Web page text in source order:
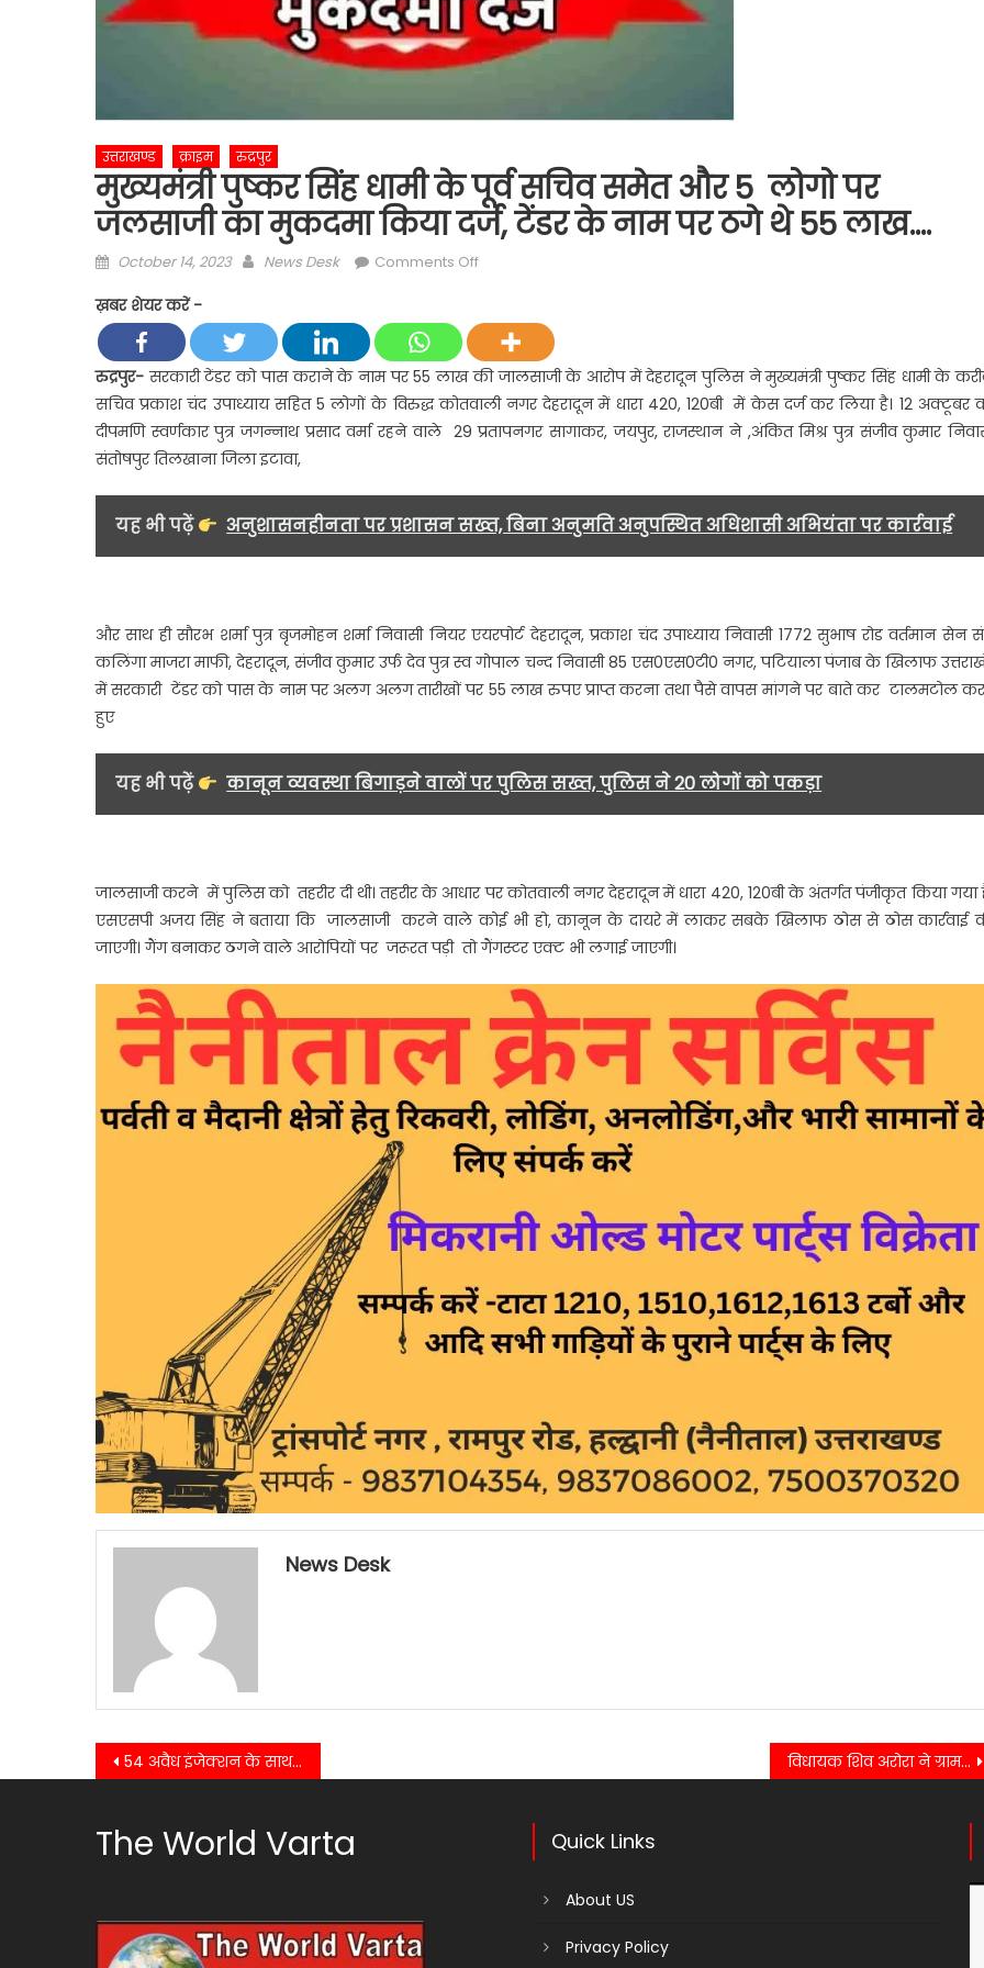
उत्तराखण्ड क्राइम रुद्रपुर
मुख्यमंत्री पुष्कर सिंह धामी के पूर्व सचिव समेत और 5 लोगो पर
जलसाजी का मुकदमा किया दर्ज, टेंडर के नाम पर ठगे थे 55 लाख….
Posted
October 14, 2023 Author
News Desk Comments Offon
धामी
के
पूर्व
सचिव
5
लोगो
पर
मुकदमा
किया
दर्ज,
पर
ठगे
लाख….
ख़बर शेयर करें -
रुद्रपुर- सरकारी टेंडर को पास कराने के नाम पर 55 लाख की जालसाजी के आरोप में देहरादून पुलिस ने मुख्यमंत्री पुष्कर सिंह धामी के
सचिव प्रकाश चंद उपाध्याय सहित 5 लोगों के विरुद्ध कोतवाली नगर देहरादून में धारा 420, 120बी में केस दर्ज कर लिया है। 12 अक्टूबर
दीपमणि स्वर्णकार पुत्र जगन्नाथ प्रसाद वर्मा रहने वाले 29 प्रतापनगर सागाकर, जयपुर, राजस्थान ने ,अंकित मिश्र पुत्र संजीव कुमार
संतोषपुर तिलखाना जिला इटावा,
यह भी पढ़ें अनुशासनहीनता पर प्रशासन सख्त, बिना अनुमति अनुपस्थित अधिशासी अभियंता पर कार्रवाई
और साथ ही सौरभ शर्मा पुत्र बृजमोहन शर्मा निवासी नियर एयरपोर्ट देहरादून, प्रकाश चंद उपाध्याय निवासी 1772 सुभाष रोड वर्तमान सेन
कलिंगा माजरा माफी, देहरादून, संजीव कुमार उर्फ देव पुत्र स्व गोपाल चन्द निवासी 85 एस0एस0टी0 नगर, पटियाला पंजाब के खिलाफ
में सरकारी टेंडर को पास के नाम पर अलग अलग तारीखों पर 55 लाख रुपए प्राप्त करना तथा पैसे वापस मांगने पर बाते कर टालमटोल
हुए
यह भी पढ़ें कानून व्यवस्था बिगाड़ने वालों पर पुलिस सख्त, पुलिस ने 20 लोगों को पकड़ा
जालसाजी करने में पुलिस को तहरीर दी थी। तहरीर के आधार पर कोतवाली नगर देहरादून में धारा 420, 120बी के अंतर्गत पंजीकृत किया गया
एसएसपी अजय सिंह ने बताया कि जालसाजी करने वाले कोई भी हो, कानून के दायरे में लाकर सबके खिलाफ ठोस से ठोस कार्रवाई
जाएगी। गैंग बनाकर ठगने वाले आरोपियों पर जरूरत पड़ी तो गैंगस्टर एक्ट भी लगाई जाएगी।
News Desk
Post
54 अवैध इंजेक्शन के साथ एक अभियुक्त को किया गिरफतार……. विधायक शिव अरोरा ने ग्राम दानपुर में किया पैदल भ्रमण…
The World Varta Quick Links
About US
Privacy Policy